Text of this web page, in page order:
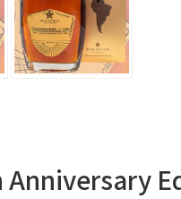
Anniversary